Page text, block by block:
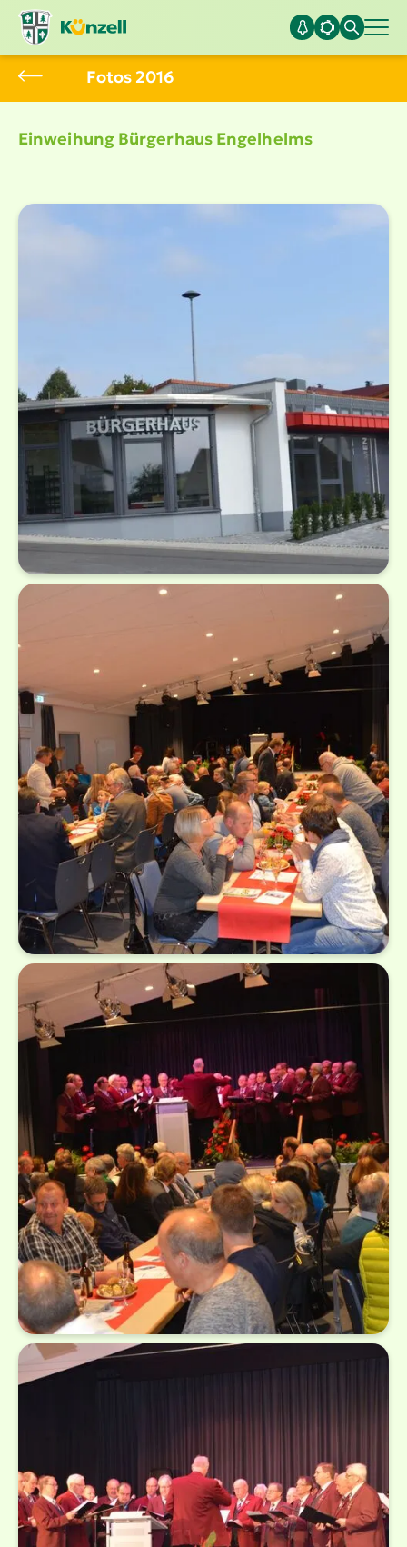
Fotos 2016
Einweihung Bürgerhaus Engelhelms